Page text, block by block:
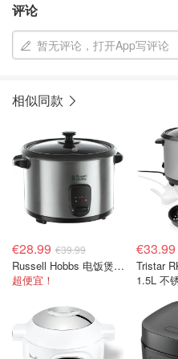
评论
暂无评论，打开App写评论
相似同款
€28.99 €39.99
Russell Hobbs 电饭煲1,8L
超便宜！
€33.99
Tristar
1.5L 不